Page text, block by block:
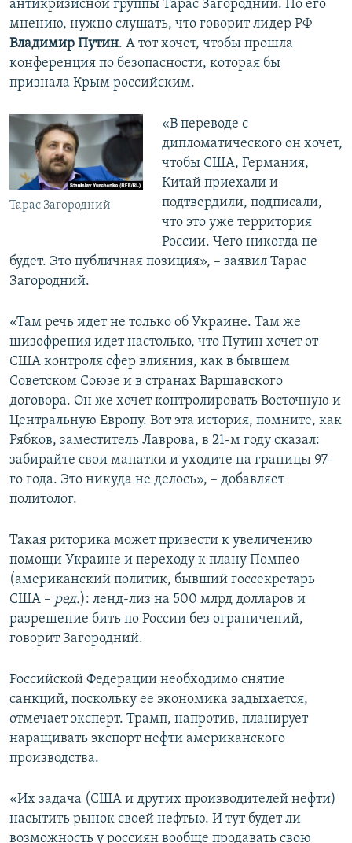
антикризисной группы Тарас Загородний. По его
мнению, нужно слушать, что говорит лидер РФ
Владимир Путин. А тот хочет, чтобы прошла
конференция по безопасности, которая бы
признала Крым российским.
Тарас Загородний
«В переводе с
дипломатического он хочет,
чтобы США, Германия,
Китай приехали и
подтвердили, подписали,
что это уже территория
России. Чего никогда не
будет. Это публичная позиция», – заявил Тарас
Загородний.
«Там речь идет не только об Украине. Там же
шизофрения идет настолько, что Путин хочет от
США контроля сфер влияния, как в бывшем
Советском Союзе и в странах Варшавского
договора. Он же хочет контролировать Восточную и
Центральную Европу. Вот эта история, помните, как
Рябков, заместитель Лаврова, в 21-м году сказал:
забирайте свои манатки и уходите на границы 97-
го года. Это никуда не делось», – добавляет
политолог.
Такая риторика может привести к увеличению
помощи Украине и переходу к плану Помпео
(американский политик, бывший госсекретарь
США – ред.): ленд-лиз на 500 млрд долларов и
разрешение бить по России без ограничений,
говорит Загородний.
Российской Федерации необходимо снятие
санкций, поскольку ее экономика задыхается,
отмечает эксперт. Трамп, напротив, планирует
наращивать экспорт нефти американского
производства.
«Их задача (США и других производителей нефти)
насытить рынок своей нефтью. И тут будет ли
возможность у россиян вообще продавать свою